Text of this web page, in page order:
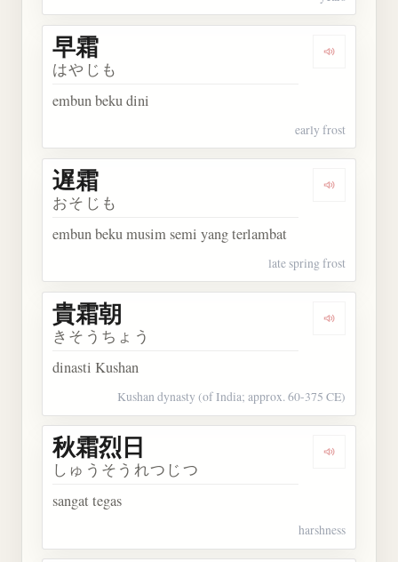
Dengarkan
早霜
はやじも
embun beku dini
early frost
Dengarkan
遅霜
おそじも
embun beku musim semi yang terlambat
late spring frost
Dengarkan
貴霜朝
きそうちょう
dinasti Kushan
Kushan dynasty (of India; approx. 60-375 CE)
Dengarkan
秋霜烈日
しゅうそうれつじつ
sangat tegas
harshness